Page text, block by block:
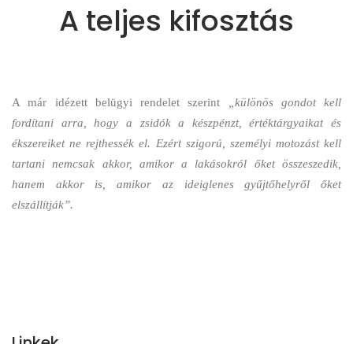
A teljes kifosztás
A már idézett belügyi rendelet szerint
„különös gondot kell
fordítani arra, hogy a zsidók a készpénzt, értéktárgyaikat és
ékszereiket ne rejthessék el. Ezért szigorú, személyi motozást kell
tartani nemcsak akkor, amikor a lakásokról őket összeszedik,
hanem akkor is, amikor az ideiglenes gyűjtőhelyről őket
elszállítják”.